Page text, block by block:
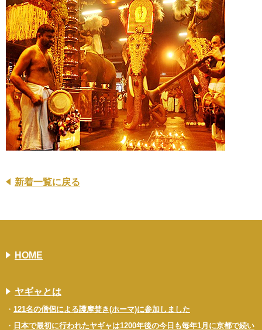
新着一覧に戻る
HOME
ヤギャとは
121名の僧侶による護摩焚き(ホーマ)に参加しました
日本で最初に行われたヤギャは1200年後の今日も毎年1月に京都で続い